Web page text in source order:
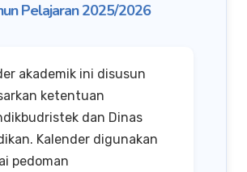
Pelajaran 2025/2026
akademik ini disusun
ketentuan
dan Dinas
Kalender digunakan
pedoman